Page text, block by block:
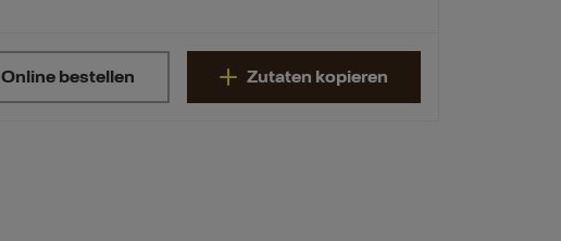
Online bestellen Zutaten kopieren